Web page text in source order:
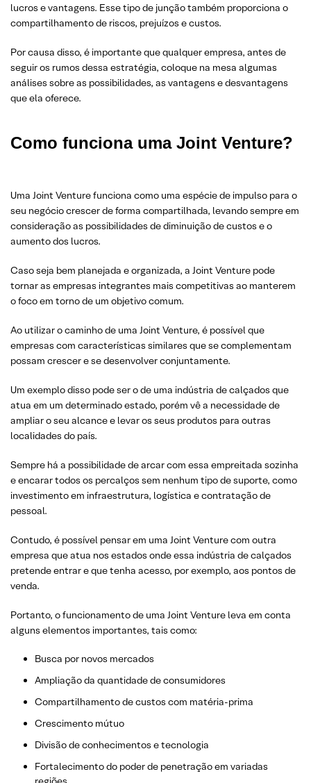
lucros e vantagens. Esse tipo de junção também proporciona o
compartilhamento de riscos, prejuízos e custos.
Por causa disso, é importante que qualquer empresa, antes de
seguir os rumos dessa estratégia, coloque na mesa algumas
análises sobre as possibilidades, as vantagens e desvantagens
que ela oferece.
Como funciona uma Joint Venture?
Uma Joint Venture funciona como uma espécie de impulso para o
seu negócio crescer de forma compartilhada, levando sempre em
consideração as possibilidades de diminuição de custos e o
aumento dos lucros.
Caso seja bem planejada e organizada, a Joint Venture pode
tornar as empresas integrantes mais competitivas ao manterem
o foco em torno de um objetivo comum.
Ao utilizar o caminho de uma Joint Venture, é possível que
empresas com características similares que se complementam
possam crescer e se desenvolver conjuntamente.
Um exemplo disso pode ser o de uma indústria de calçados que
atua em um determinado estado, porém vê a necessidade de
ampliar o seu alcance e levar os seus produtos para outras
localidades do país.
Sempre há a possibilidade de arcar com essa empreitada sozinha
e encarar todos os percalços sem nenhum tipo de suporte, como
investimento em infraestrutura, logística e contratação de
pessoal.
Contudo, é possível pensar em uma Joint Venture com outra
empresa que atua nos estados onde essa indústria de calçados
pretende entrar e que tenha acesso, por exemplo, aos pontos de
venda.
Portanto, o funcionamento de uma Joint Venture leva em conta
alguns elementos importantes, tais como:
Busca por novos mercados
Ampliação da quantidade de consumidores
Compartilhamento de custos com matéria-prima
Crescimento mútuo
Divisão de conhecimentos e tecnologia
Fortalecimento do poder de penetração em variadas